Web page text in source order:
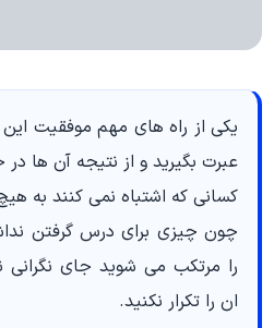
یکی از راه های مهم موفقیت
عبرت بگیرید و از نتیجه آن ها
کسانی که اشتباه نمی کنند به
چون چیزی برای درس گرفتن
را مرتکب می شوید جای نگرانی
ان را تکرار نکنید.